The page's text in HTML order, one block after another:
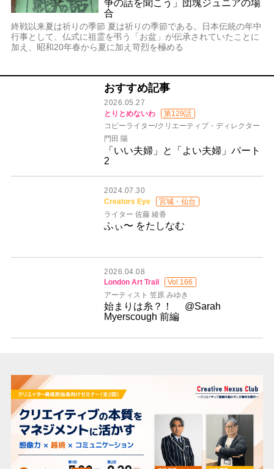
争の話を聞こう」団塊ジュニアの場
合
終戦以来夏は祈りの季節 夏は祈りの季節である。日本伝統の年中
行事として、仏式に祖霊を弔う「お盆」が伝承されていたことに
加え、昭和20年春から夏に加え苛烈を極める
おすすめ記事
2026.05.27
とりとめないわ
第129話
コピーライター/クリエーティブ・ディレクター
門田 陽
「いい夫婦」と「よい夫婦」パート
2
2024.07.30
Creators Eye
宮城・仙台
ライター 佐藤 綾香
ふぃ〜 をたしなむ
2026.04.08
London Art Trail
Vol.166
アーティスト 笠原 みゆき
始まりは糸？！ @Sarah
Myerscough 前編